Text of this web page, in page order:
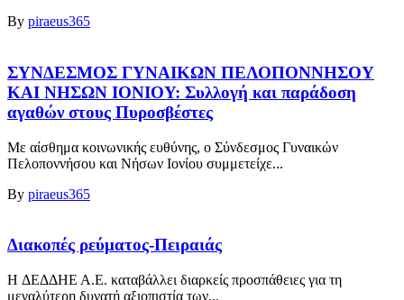
By piraeus365
ΣΥΝΔΕΣΜΟΣ ΓΥΝΑΙΚΩΝ ΠΕΛΟΠΟΝΝΗΣΟΥ
ΚΑΙ ΝΗΣΩΝ ΙΟΝΙΟΥ: Συλλογή και παράδοση
αγαθών στους Πυροσβέστες
Με αίσθημα κοινωνικής ευθύνης, ο Σύνδεσμος Γυναικών
Πελοποννήσου και Νήσων Ιονίου συμμετείχε...
By piraeus365
Διακοπές ρεύματος-Πειραιάς
H ΔΕΔΔΗΕ Α.Ε. καταβάλλει διαρκείς προσπάθειες για τη
μεγαλύτερη δυνατή αξιοπιστία των...